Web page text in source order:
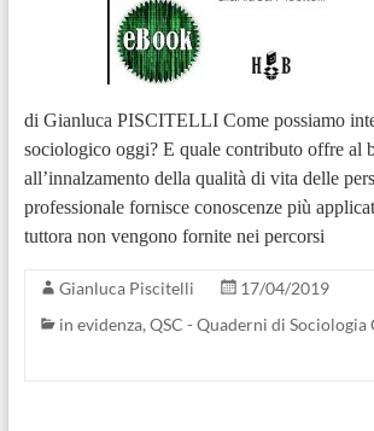
di Gianluca PISCITELLI Come possiamo
sociologico oggi? E quale contributo offre al
all’innalzamento della qualità di vita delle
professionale fornisce conoscenze più
tuttora non vengono fornite nei percorsi
Gianluca Piscitelli
17/04/2019
in evidenza, QSC - Quaderni di Sociologia